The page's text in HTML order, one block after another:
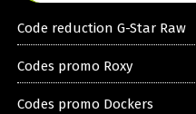
Code reduction G-Star Raw
Codes promo Roxy
Codes promo Dockers